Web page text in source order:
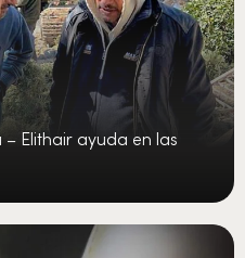
Elithair ayuda en las